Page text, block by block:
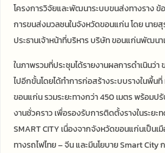
โครงการวิจัยและพัฒนาระบบขนส่งทางราง ข้
การขนส่งมวลชนในจังหวัดขอนแก่น โดย นาย
ประธานเจ้าหน้าที่บริหาร บริษัท ขอนแก่นพัฒนา
ในภาพรวมที่ประชุมได้รายงานผลการดำเนินว่
ไปอีกขั้นโดยได้ทำการก่อสร้างระบบรางในพื้น
ขอนแก่น รวมระยะทางกว่า 450 เมตร พร้อมป
งานชั่วคราว เพื่อรองรับการติดตั้งรางในระย
SMART CITY เนื่องจากจังหวัดขอนแก่นเป็นเ
ทางรถไฟไทย – จีน และมีนโยบาย Smart